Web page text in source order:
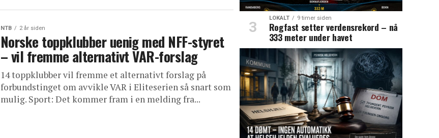
NTB 2 år siden
Norske toppklubber uenig med NFF-styret
– vil fremme alternativt VAR-forslag
14 toppklubber vil fremme et alternativt forslag på
forbundstinget om avvikle VAR i Eliteserien så snart som
mulig. Sport: Det kommer fram i en melding fra...
LOKALT 9 timer siden
Rogfast setter verdensrekord – nå
333 meter under havet